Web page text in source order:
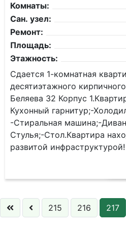
Комнаты:
Сан. узел:
Ремонт:
Площадь:
Этажность:
Сдается 1-комнатная
десятиэтажного
Беляева 32 Корпус
Кухонный гарнитур;-
-Стиральная машина;-
Стулья;-Стол.Квартира
развитой инфраструктурой!
215 216 217